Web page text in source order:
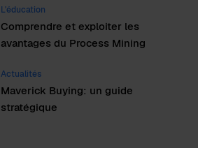
L'éducation
Comprendre et exploiter les
avantages du Process Mining
Actualités
Maverick Buying: un guide
stratégique